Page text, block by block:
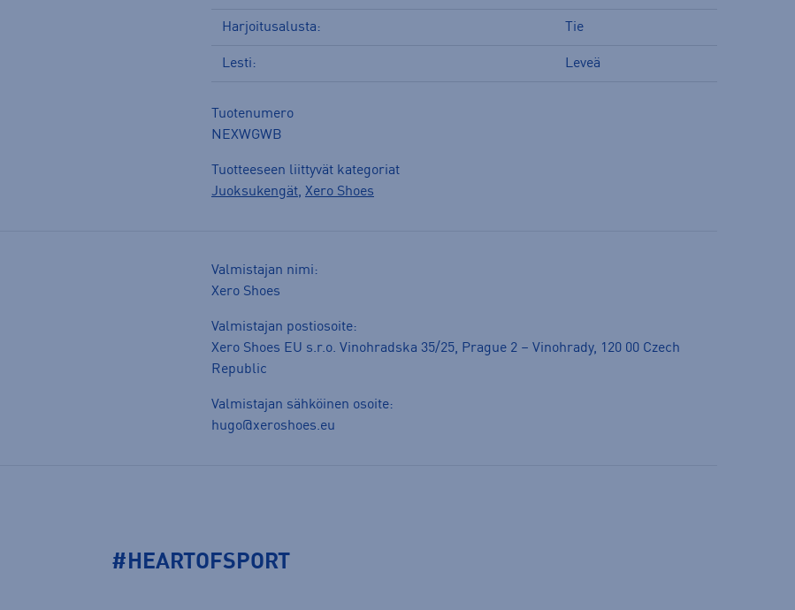
Harjoitusalusta: Tie
Lesti: Leveä
Tuotenumero
NEXWGWB
Tuotteeseen liittyvät kategoriat
Juoksukengät, Xero Shoes
Valmistajan nimi:
Xero Shoes
Valmistajan postiosoite:
Xero Shoes EU s.r.o. Vinohradska 35/25, Prague 2 – Vinohrady, 120 00 Czech
Republic
Valmistajan sähköinen osoite:
hugo@xeroshoes.eu
#HEARTOFSPORT